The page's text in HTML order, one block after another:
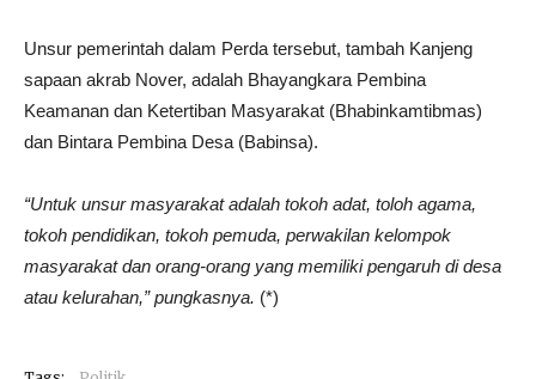
Unsur pemerintah dalam Perda tersebut, tambah Kanjeng
sapaan akrab Nover, adalah Bhayangkara Pembina
Keamanan dan Ketertiban Masyarakat (Bhabinkamtibmas)
dan Bintara Pembina Desa (Babinsa).
“Untuk unsur masyarakat adalah tokoh adat, toloh agama,
tokoh pendidikan, tokoh pemuda, perwakilan kelompok
masyarakat dan orang-orang yang memiliki pengaruh di desa
atau kelurahan,” pungkasnya. (*)